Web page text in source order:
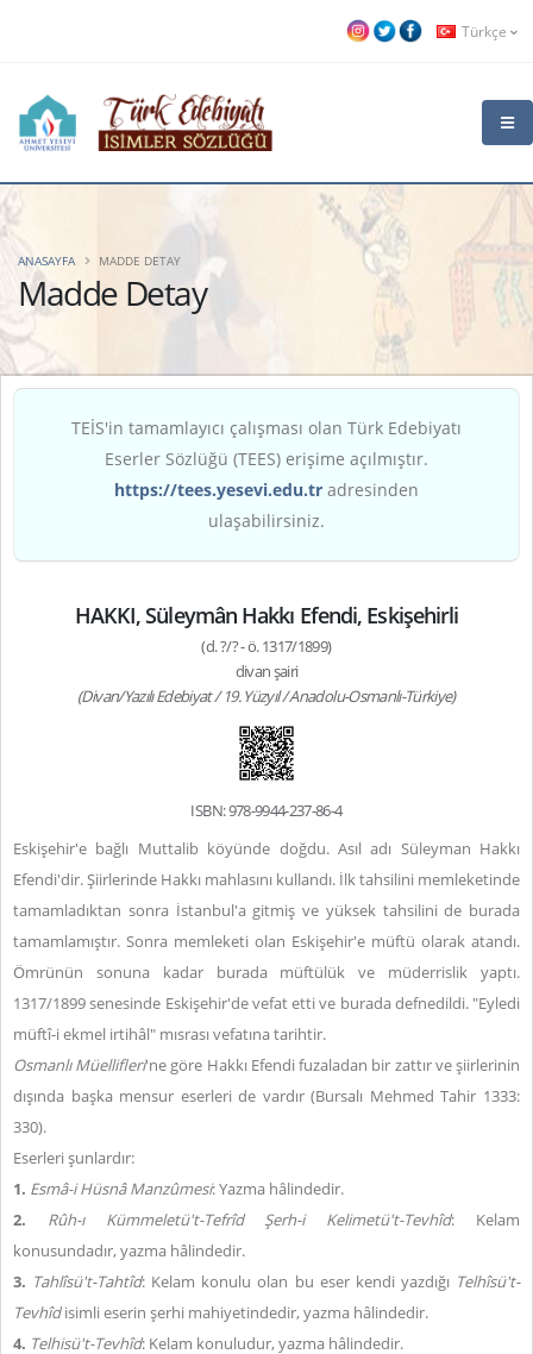
Türkçe
Madde Detay
ANASAYFA MADDE DETAY
TEİS'in tamamlayıcı çalışması olan Türk Edebiyatı
Eserler Sözlüğü (TEES) erişime açılmıştır.
https://tees.yesevi.edu.tr adresinden
ulaşabilirsiniz.
HAKKI, Süleymân Hakkı Efendi, Eskişehirli
(d. ?/? - ö. 1317/1899)
divan şairi
(Divan/Yazılı Edebiyat / 19. Yüzyıl / Anadolu-Osmanlı-Türkiye)
ISBN: 978-9944-237-86-4
Eskişehir'e bağlı Muttalib köyünde doğdu. Asıl adı Süleyman Hakkı
Efendi'dir. Şiirlerinde Hakkı mahlasını kullandı. İlk tahsilini memleketinde
tamamladıktan sonra İstanbul'a gitmiş ve yüksek tahsilini de burada
tamamlamıştır. Sonra memleketi olan Eskişehir'e müftü olarak atandı.
Ömrünün sonuna kadar burada müftülük ve müderrislik yaptı.
1317/1899 senesinde Eskişehir'de vefat etti ve burada defnedildi. "Eyledi
müftî-i ekmel irtihâl" mısrası vefatına tarihtir.
Osmanlı Müellifleri'ne göre Hakkı Efendi fuzaladan bir zattır ve şiirlerinin
dışında başka mensur eserleri de vardır (Bursalı Mehmed Tahir 1333:
330).
Eserleri şunlardır:
1. Esmâ-i Hüsnâ Manzûmesi: Yazma hâlindedir.
2. Rûh-ı Kümmeletü't-Tefrîd Şerh-i Kelimetü't-Tevhîd: Kelam
konusundadır, yazma hâlindedir.
3. Tahlîsü't-Tahtîd: Kelam konulu olan bu eser kendi yazdığı Telhîsü't-
Tevhîdisimli eserin şerhi mahiyetindedir, yazma hâlindedir.
4. Telhisü't-Tevhîd: Kelam konuludur, yazma hâlindedir.